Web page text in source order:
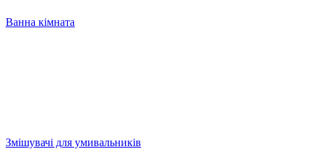
Ванна кімната
Змішувачі для умивальників